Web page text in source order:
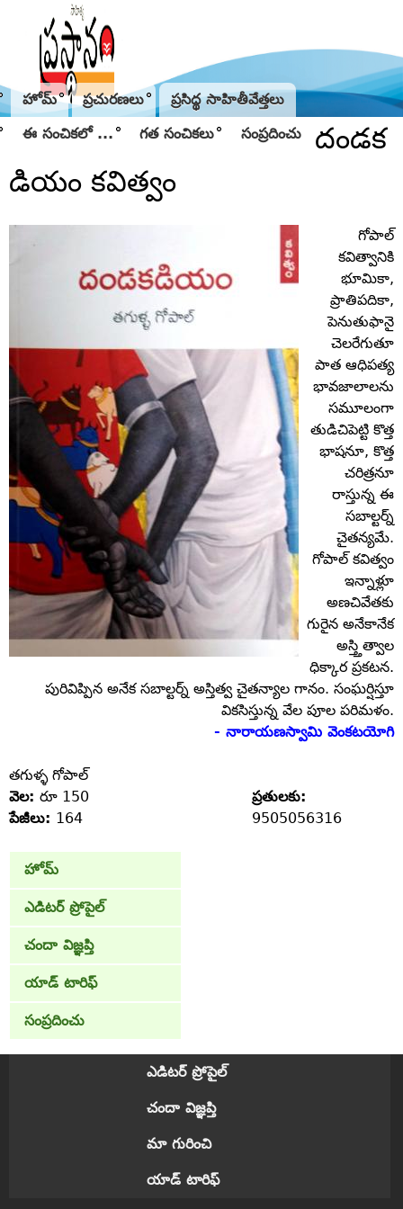
హోమ్ ప్రచురణలు ప్రసిద్థ సాహితీవేత్తలు
ఈ సంచికలో ... గత సంచికలు సంప్రదించు
దండక
డియం కవిత్వం
గోపాల్‌
కవిత్వానికి
భూమికా,
ప్రాతిపదికా,
పెనుతుఫానై
చెలరేగుతూ
పాత ఆధిపత్య
భావజాలాలను
సమూలంగా
తుడిచిపెట్టి కొత్త
భాషనూ, కొత్త
చరిత్రనూ
రాస్తున్న ఈ
సబాల్టర్న్‌
చైతన్యమే.
గోపాల్‌ కవిత్వం
ఇన్నాళ్లూ
అణచివేతకు
గురైన అనేకానేక
అస్త్తిత్వాల
ధిక్కార ప్రకటన.
పురివిప్పిన అనేక సబాల్టర్న్‌ అస్తిత్వ చైతన్యాల గానం. సంఘర్షిస్తూ
వికసిస్తున్న వేల పూల పరిమళం.
- నారాయణస్వామి వెంకటయోగి
తగుళ్ళ గోపాల్‌
వెల: రూ 150
పేజీలు: 164
ప్రతులకు:
9505056316
హోమ్
ఎడిటర్ ప్రోపైల్
చందా విజ్ఞప్తి
యాడ్ టారిఫ్
సంప్రదించు
ఎడిటర్ ప్రోపైల్
చందా విజ్ఞప్తి
మా గురించి
యాడ్ టారిఫ్